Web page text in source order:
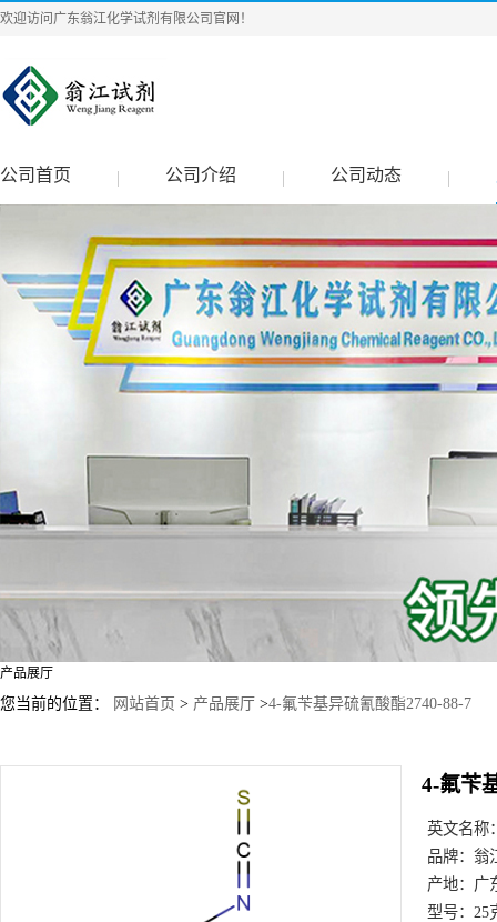
欢迎访问广东翁江化学试剂有限公司官网！
公司首页 公司介绍 公司动态
产品展厅
您当前的位置： 网站首页 > 产品展厅 >4-氟苄基异硫氰酸酯2740-88-7
4-氟苄
英文名称
品牌： 翁
产地： 广
型号： 25